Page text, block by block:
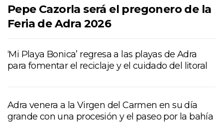
Pepe Cazorla será el pregonero de la
Feria de Adra 2026
‘Mi Playa Bonica’ regresa a las playas de Adra
para fomentar el reciclaje y el cuidado del litoral
Adra venera a la Virgen del Carmen en su día
grande con una procesión y el paseo por la bahía